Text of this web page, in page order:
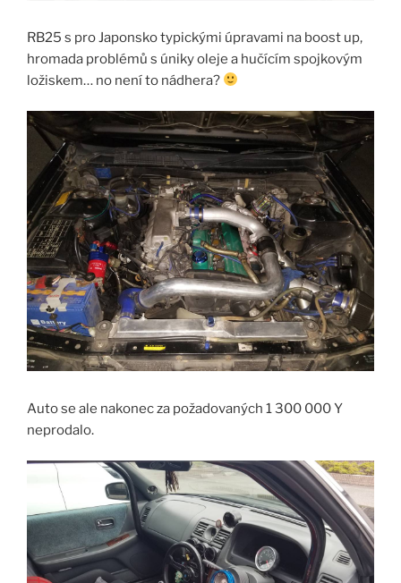
RB25 s pro Japonsko typickými úpravami na boost up,
hromada problémů s úniky oleje a hučícím spojkovým
ložiskem… no není to nádhera?
Auto se ale nakonec za požadovaných 1 300 000 Y
neprodalo.